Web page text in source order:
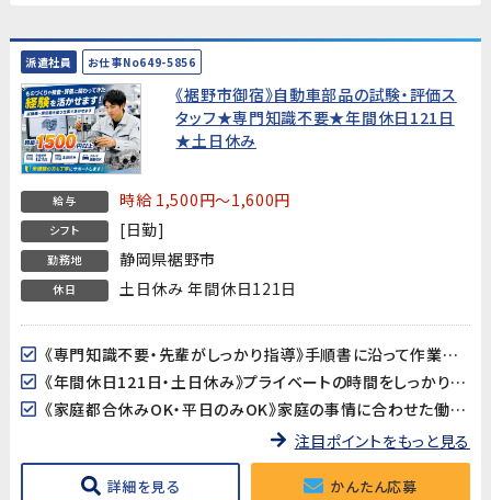
派遣社員 お仕事No649-5856
《裾野市御宿》自動車部品の試験・評価ス
タッフ★専門知識不要★年間休日121日
★土日休み
給与 時給 1,500円～1,600円
シフト [日勤]
勤務地 静岡県裾野市
休日 土日休み 年間休日121日
《専門知識不要・先輩がしっかり指導》手順書に沿って作業を進めるため、自動車業界が未経験の方も安心してスタートできます。
《年間休日121日・土日休み》プライベートの時間をしっかり確保できる環境です。
《家庭都合休みOK・平日のみOK》家庭の事情に合わせた働き方の相談が可能です。
注目ポイントをもっと見る
詳細を見る かんたん応募